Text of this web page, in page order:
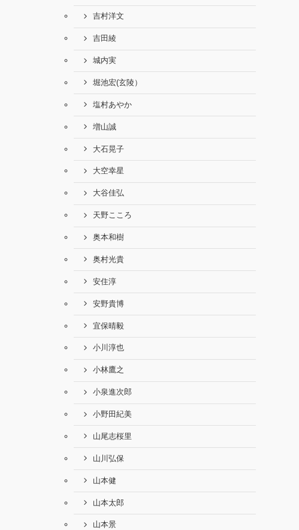
吉村洋文
吉田綾
城内実
堀池宏(玄陵）
塩村あやか
増山誠
大石晃子
大空幸星
大谷佳弘
天野こころ
奥本和樹
奥村光貴
安住淳
安野貴博
宜保晴毅
小川淳也
小林鷹之
小泉進次郎
小野田紀美
山尾志桜里
山川弘保
山本健
山本太郎
山本景